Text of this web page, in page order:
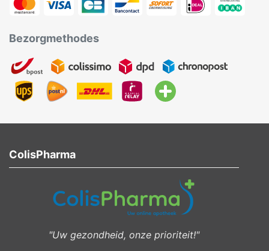
Bezorgmethodes
ColisPharma
"Uw gezondheid, onze prioriteit!"